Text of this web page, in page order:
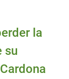
la
su